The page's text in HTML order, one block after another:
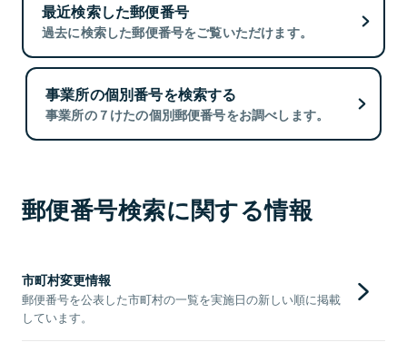
最近検索した郵便番号
過去に検索した郵便番号をご覧いただけます。
事業所の個別番号を検索する
事業所の７けたの個別郵便番号をお調べします。
郵便番号検索に関する情報
市町村変更情報
郵便番号を公表した市町村の一覧を実施日の新しい順に掲載
しています。